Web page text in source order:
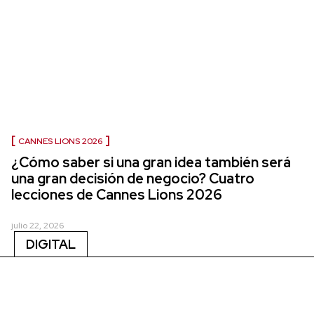
CANNES LIONS 2026
¿Cómo saber si una gran idea también será
una gran decisión de negocio? Cuatro
lecciones de Cannes Lions 2026
julio 22, 2026
DIGITAL